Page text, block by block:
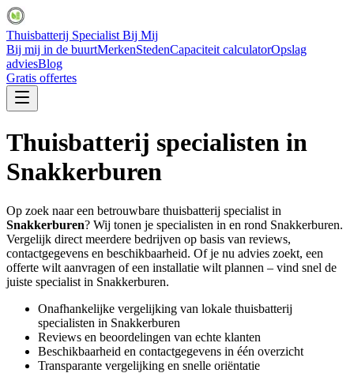
Thuisbatterij Specialist Bij Mij
Bij mij in de buurtMerkenStedenCapaciteit calculatorOpslag
adviesBlog
Gratis offertes
Thuisbatterij specialisten in
Snakkerburen
Op zoek naar een betrouwbare thuisbatterij specialist in
Snakkerburen? Wij tonen je specialisten in en rond Snakkerburen.
Vergelijk direct meerdere bedrijven op basis van reviews,
contactgegevens en beschikbaarheid. Of je nu advies zoekt, een
offerte wilt aanvragen of een installatie wilt plannen – vind snel de
juiste specialist in Snakkerburen.
Onafhankelijke vergelijking van lokale thuisbatterij
specialisten in Snakkerburen
Reviews en beoordelingen van echte klanten
Beschikbaarheid en contactgegevens in één overzicht
Transparante vergelijking en snelle oriëntatie